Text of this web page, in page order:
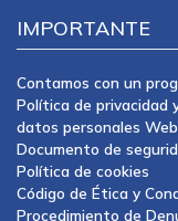
IMPORTANTE
Contamos con un
Política de privacidad
datos personales
Documento de
Política de cookies
Código de Ética y
Procedimiento de